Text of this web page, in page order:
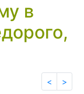
в
< >